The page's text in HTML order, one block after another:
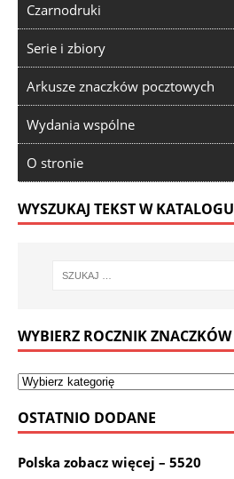
Czarnodruki
Serie i zbiory
Arkusze znaczków pocztowych
Wydania wspólne
O stronie
WYSZUKAJ TEKST W KATALOGU
WYBIERZ ROCZNIK ZNACZKÓW
OSTATNIO DODANE
Polska zobacz więcej – 5520